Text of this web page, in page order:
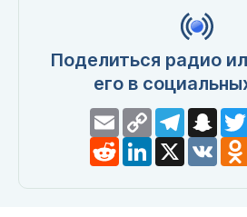
Поделиться радио
его в
EmailCopy
Link
Telegram
RedditLinkedIn
X VK